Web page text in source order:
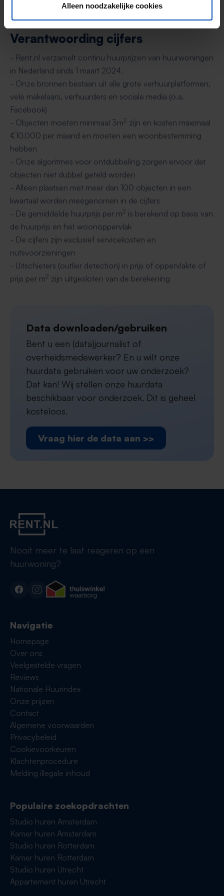
Alleen noodzakelijke cookies
woningcorporaties is niet meegenomen.
Verantwoording cijfers
- Rent.nl verzamelt continu huurprijzen van huurwoningen
in Nederland sinds 1 maart 2024.
- Onze bronnen bestaan uit alle grote verhuurplatformen,
vele makelaars, verhuurders en sociale media (o.a.
Facebook)
- Objecten moeten minimaal 3m2 zijn en kosten maximaal
€10.000 per maand en moeten een woonbestemming
hebben
- Onze algoritmes voor ontdubbeling zorgen ervoor dat
objecten niet dubbel geteld worden
- Alleen plaatsen met meer dan 100 objecten in een
kwartaal worden meegenomen in de cijfers
- De gemiddelde huurprijs per m2 is berekend op basis van
de huurprijs en het woonoppervlak
- De cijfers zijn exclusief servicekosten en
nutsvoorzieningen
- Uitschieters (outlier detection) in prijs of oppervlakte of
prijs per m2 zijn uitgesloten van de berekening
Data downloaden/gebruiken
Bent u een (data)journalist of
overheidsmedewerker? En u wilt onze
huurdata gebruiken voor uw onderzoek?
Dat kan! Wij stellen onze huurdata
beschikbaar voor onderzoek. Dit is geheel
kosteloos.
Vraag hier de data aan >>
Nooit meer te laat reageren op een
huurwoning?
Navigatie
Homepage
Over ons
Veelgestelde vragen
Reviews
Nationale Huurindex
Onze prijzen
Contact
Algemene voorwaarden
Privacybeleid
Cookievoorkeuren
Klachtenprocedure
Melding illegale inhoud
Populaire zoekopdrachten
Studio huren Amsterdam
Kamer huren Amsterdam
Studio huren Rotterdam
Kamer huren Rotterdam
Studio huren Utrecht
Appartement huren Utrecht